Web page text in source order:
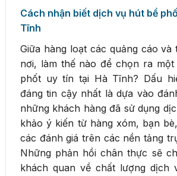
Cách nhận biết dịch vụ hút bể
Tĩnh
Giữa hàng loạt các quảng cáo và
nơi, làm thế nào để chọn ra
phốt uy tín tại Hà Tĩnh? Dấu
đáng tin cậy nhất là dựa vào
những khách hàng đã sử dụng
khảo ý kiến từ hàng xóm, bạn
các đánh giá trên các nền tảng
Những phản hồi chân thực sẽ
khách quan về chất lượng dịch